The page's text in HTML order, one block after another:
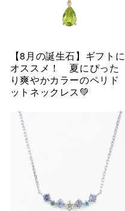
【8月の誕生石】ギフトに
オススメ！ 夏にぴった
り爽やかカラーのペリド
ットネックレス💚